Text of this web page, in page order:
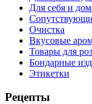
Для себя и
Очистка
Вкусовые
Товары для
Бондарные
Этикетки
Рецепты